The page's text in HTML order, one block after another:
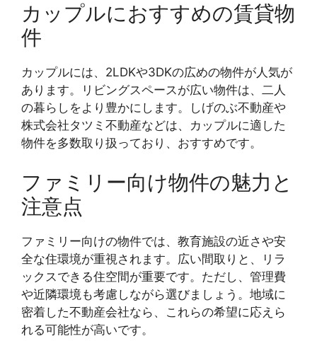
カップルにおすすめの賃貸物
件
カップルには、2LDKや3DKの広めの物件が人気が
あります。リビングスペースが広い物件は、二人
の暮らしをより豊かにします。しげのぶ不動産や
株式会社タツミ不動産などは、カップルに適した
物件を多数取り扱っており、おすすめです。
ファミリー向け物件の魅力と
注意点
ファミリー向けの物件では、教育施設の近さや安
全な住環境が重視されます。広い間取りと、リラ
ックスできる住空間が重要です。ただし、管理費
や近隣環境も考慮しながら選びましょう。地域に
密着した不動産会社なら、これらの希望に応えら
れる可能性が高いです。